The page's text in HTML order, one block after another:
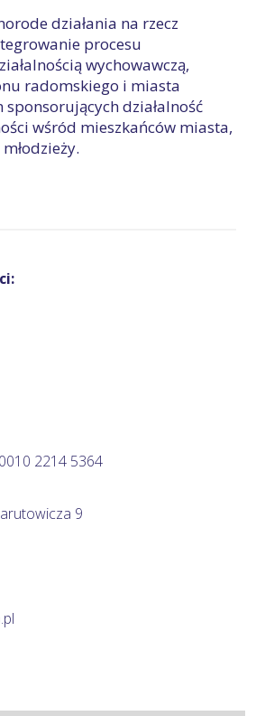
działania na rzecz
procesu
wychowawczą,
radomskiego i miasta
działalność
wśród mieszkańców miasta,
2214 5364
9